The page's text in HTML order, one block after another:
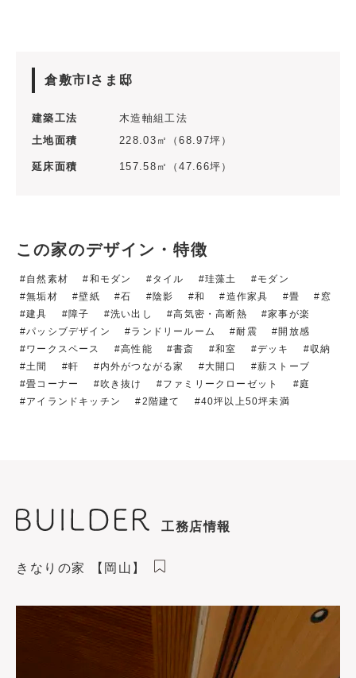
倉敷市Iさま邸
建築工法
木造軸組工法
土地面積
228.03㎡（68.97坪）
延床面積 157.58㎡（47.66坪）
この家のデザイン・特徴
自然素材 和モダン タイル 珪藻土
モダン
無垢材
壁紙 石 陰影 和 造作家具 畳
窓
建具
障子 洗い出し 高気密・高断熱
家事が楽
パッシブデザイン
ランドリールーム 耐震
開放感
ワークスペース
高性能 書斎 和室 デッキ
収納
土間
軒 内外がつながる家 大開口
薪ストーブ
畳コーナー
吹き抜け ファミリークローゼット
庭
アイランドキッチン
2階建て 40坪以上50坪未満
工務店情報
きなりの家 【岡山】